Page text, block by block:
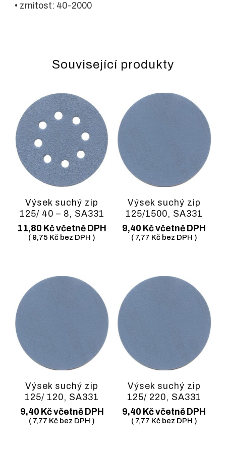
• zrnitost: 40-2000
Související produkty
Výsek suchý zip
125/ 40 – 8, SA331
11,80 Kčvčetně DPH
( 9,75 Kč bez DPH )
Výsek suchý zip
125/1500, SA331
9,40 Kčvčetně DPH
( 7,77 Kčbez DPH )
Výsek suchý zip
125/ 120, SA331
9,40 Kčvčetně DPH
( 7,77 Kč bez DPH )
Výsek suchý zip
125/ 220, SA331
9,40 Kčvčetně DPH
( 7,77 Kčbez DPH )